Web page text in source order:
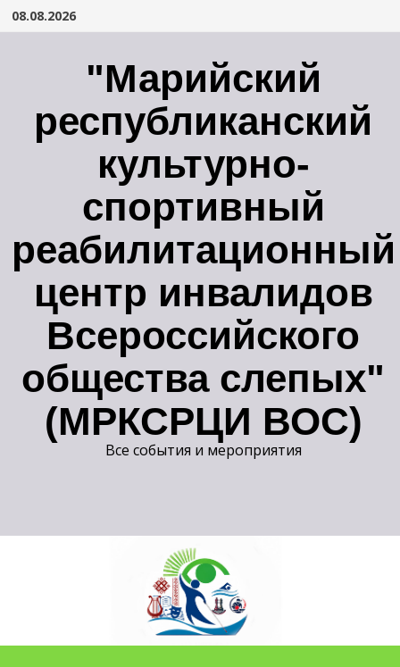
Перейти
08.08.2026
"Марийский
республиканский
культурно-
спортивный
реабилитационный
центр инвалидов
Всероссийского
общества слепых"
(МРКСРЦИ ВОС)
Все события и мероприятия